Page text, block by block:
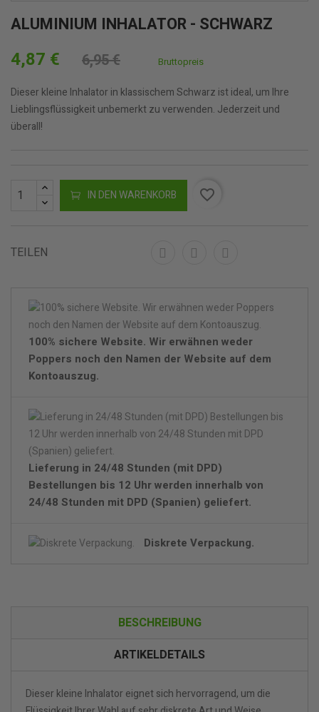
ALUMINIUM INHALATOR - SCHWARZ
4,87 € 6,95 € Bruttopreis
Dieser kleine Inhalator in klassischem Schwarz ist ideal, um Ihre
Lieblingsflüssigkeit unbemerkt zu verwenden. Jederzeit und
überall!
IN DEN WARENKORB favorite_border
TEILEN
100% sichere Website. Wir erwähnen weder
Poppers noch den Namen der Website auf dem
Kontoauszug.
Lieferung in 24/48 Stunden (mit DPD)
Bestellungen bis 12 Uhr werden innerhalb von
24/48 Stunden mit DPD (Spanien) geliefert.
Diskrete Verpackung.
BESCHREIBUNG
ARTIKELDETAILS
Dieser kleine Inhalator eignet sich hervorragend, um die